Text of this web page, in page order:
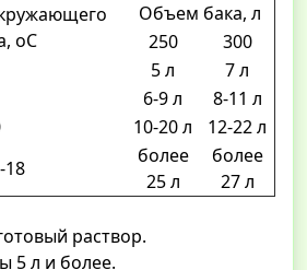
оС
Объем бака, л
250
300
5 л
7 л
6-9 л
8-11 л
10-20 л
12-22 л
18
более
25 л
более
27 л
раствор.
5 л и более.